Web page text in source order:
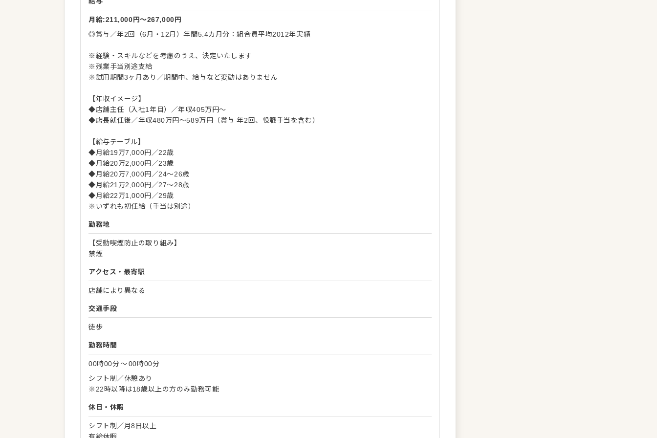
月給:211,000円〜267,000円
◎賞与／年2回（6月・12月）年間5.4カ月分：組合員平均2012年実績
※経験・スキルなどを考慮のうえ、決定いたします
※残業手当別途支給
※試用期間3ヶ月あり／期間中、給与など変動はありません
【年収イメージ】
◆店舗主任（入社1年目）／年収405万円～
◆店長就任後／年収480万円～589万円（賞与 年2回、役職手当を含む）
【給与テーブル】
◆月給19万7,000円／22歳
◆月給20万2,000円／23歳
◆月給20万7,000円／24～26歳
◆月給21万2,000円／27～28歳
◆月給22万1,000円／29歳
※いずれも初任給（手当は別途）
勤務地
【受動喫煙防止の取り組み】
禁煙
アクセス・最寄駅
店舗により異なる
交通手段
徒歩
勤務時間
00時00分〜00時00分
シフト制／休憩あり
※22時以降は18歳以上の方のみ勤務可能
休日・休暇
シフト制／月8日以上